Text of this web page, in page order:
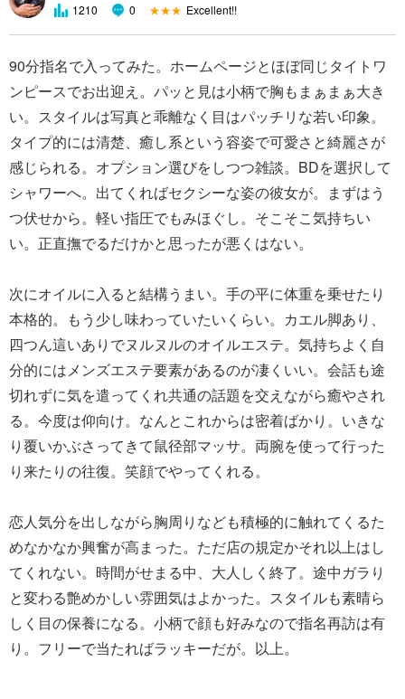
1210
0 ★★★ Excellent!!
90分指名で入ってみた。ホームページとほぼ同じタイトワ
ンピースでお出迎え。パッと見は小柄で胸もまぁまぁ大き
い。スタイルは写真と乖離なく目はパッチリな若い印象。
タイプ的には清楚、癒し系という容姿で可愛さと綺麗さが
感じられる。オプション選びをしつつ雑談。BDを選択して
シャワーへ。出てくればセクシーな姿の彼女が。まずはう
つ伏せから。軽い指圧でもみほぐし。そこそこ気持ちい
い。正直撫でるだけかと思ったが悪くはない。
次にオイルに入ると結構うまい。手の平に体重を乗せたり
本格的。もう少し味わっていたいくらい。カエル脚あり、
四つん這いありでヌルヌルのオイルエステ。気持ちよく自
分的にはメンズエステ要素があるのが凄くいい。会話も途
切れずに気を遣ってくれ共通の話題を交えながら癒やされ
る。今度は仰向け。なんとこれからは密着ばかり。いきな
り覆いかぶさってきて鼠径部マッサ。両腕を使って行った
り来たりの往復。笑顔でやってくれる。
恋人気分を出しながら胸周りなども積極的に触れてくるた
めなかなか興奮が高まった。ただ店の規定かそれ以上はし
てくれない。時間がせまる中、大人しく終了。途中ガラり
と変わる艶めかしい雰囲気はよかった。スタイルも素晴ら
しく目の保養になる。小柄で顔も好みなので指名再訪は有
り。フリーで当たればラッキーだが。以上。